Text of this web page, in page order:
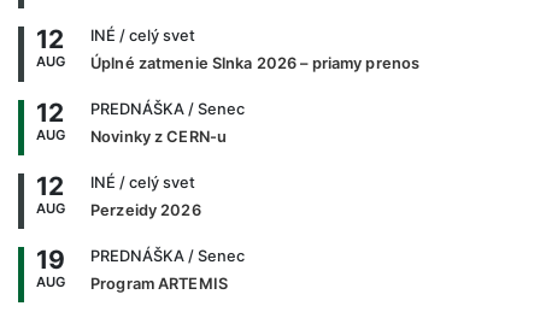
12
AUG
INÉ / celý svet
Úplné zatmenie Slnka 2026 – priamy prenos
12
AUG
PREDNÁŠKA / Senec
Novinky z CERN-u
12
AUG
INÉ / celý svet
Perzeidy 2026
19
AUG
PREDNÁŠKA / Senec
Program ARTEMIS